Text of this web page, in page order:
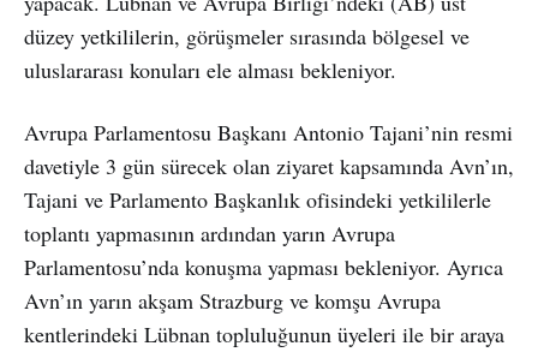
düzey yetkililerin, görüşmeler sırasında bölgesel ve
uluslararası konuları ele alması bekleniyor.
Avrupa Parlamentosu Başkanı Antonio Tajani’nin resmi
davetiyle 3 gün sürecek olan ziyaret kapsamında Avn’ın,
Tajani ve Parlamento Başkanlık ofisindeki yetkililerle
toplantı yapmasının ardından yarın Avrupa
Parlamentosu’nda konuşma yapması bekleniyor. Ayrıca
Avn’ın yarın akşam Strazburg ve komşu Avrupa
kentlerindeki Lübnan topluluğunun üyeleri ile bir araya